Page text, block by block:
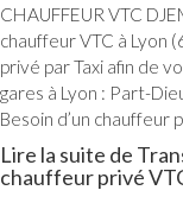
CHAUFFEUR VTC
chauffeur VTC à Lyon
privé par Taxi afin de
gares à Lyon : Part-
Besoin d’un chauffeur
Lire la suite de
chauffeur privé